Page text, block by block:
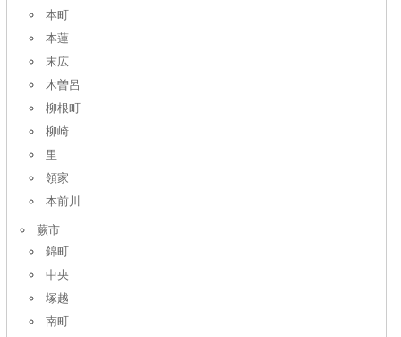
本町
本蓮
末広
木曽呂
柳根町
柳崎
里
領家
本前川
蕨市
錦町
中央
塚越
南町